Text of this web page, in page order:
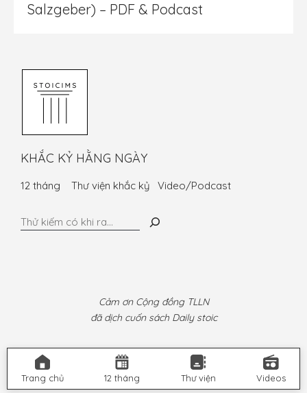
Salzgeber) – PDF & Podcast
KHẮC KỶ HẰNG NGÀY
12 tháng Thư viện khắc kỷ Video/Podcast
Tìm
Trang chủ 12 tháng Thư viện Videos
Cảm ơn Cộng đồng TLLN
đã dịch cuốn sách Daily stoic